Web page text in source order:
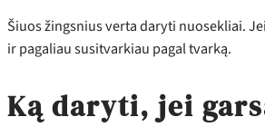
Šiuos žingsnius verta daryti nuosekliai.
ir pagaliau susitvarkiau pagal tvarką.
Ką daryti, jei